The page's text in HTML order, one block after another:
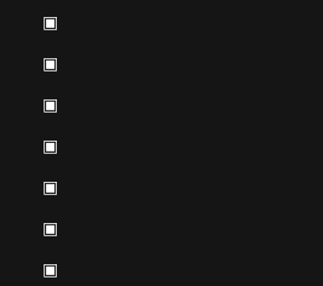
▣
▣
▣
▣
▣
▣
▣